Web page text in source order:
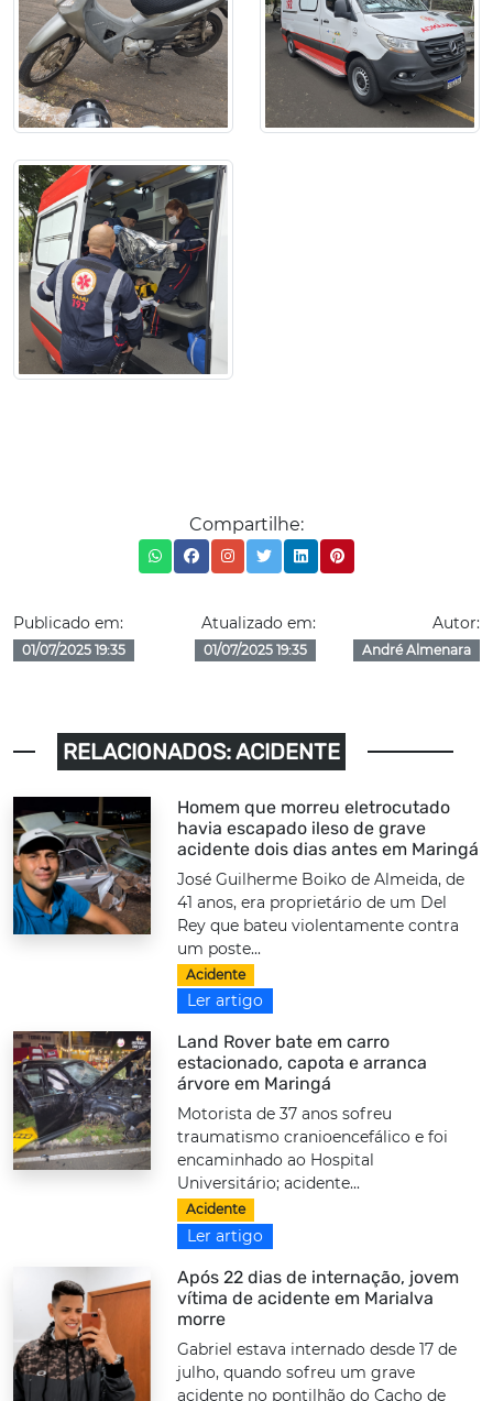
Compartilhe:
Publicado em:
01/07/2025 19:35
Atualizado em:
01/07/2025 19:35
Autor:
André Almenara
RELACIONADOS: ACIDENTE
Homem que morreu eletrocutado
havia escapado ileso de grave
acidente dois dias antes em Maringá
José Guilherme Boiko de Almeida, de
41 anos, era proprietário de um Del
Rey que bateu violentamente contra
um poste...
Acidente
Ler artigo
Land Rover bate em carro
estacionado, capota e arranca
árvore em Maringá
Motorista de 37 anos sofreu
traumatismo cranioencefálico e foi
encaminhado ao Hospital
Universitário; acidente...
Acidente
Ler artigo
Após 22 dias de internação, jovem
vítima de acidente em Marialva
morre
Gabriel estava internado desde 17 de
julho, quando sofreu um grave
acidente no pontilhão do Cacho de